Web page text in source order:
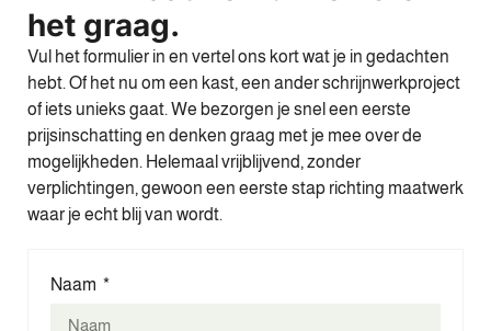
het graag.
Vul het formulier in en vertel ons kort wat je in gedachten
hebt. Of het nu om een kast, een ander schrijnwerkproject
of iets unieks gaat. We bezorgen je snel een eerste
prijsinschatting en denken graag met je mee over de
mogelijkheden. Helemaal vrijblijvend, zonder
verplichtingen, gewoon een eerste stap richting maatwerk
waar je echt blij van wordt.
Naam